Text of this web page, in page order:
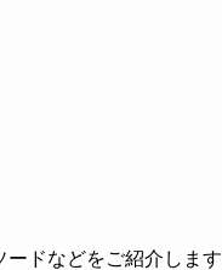
ードなどをご紹介します